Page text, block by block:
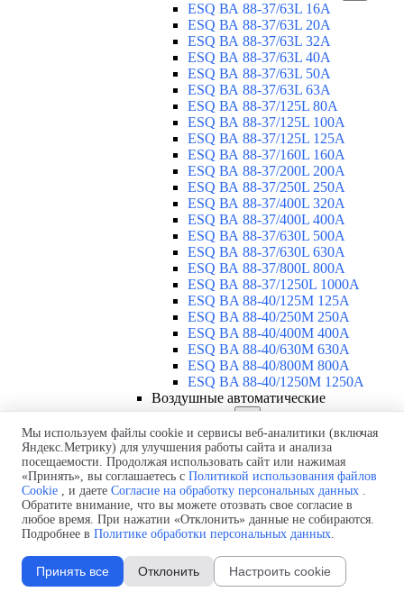
ESQ ВА 88-37/63L 16A
ESQ ВА 88-37/63L 20A
ESQ ВА 88-37/63L 32A
ESQ ВА 88-37/63L 40A
ESQ ВА 88-37/63L 50A
ESQ ВА 88-37/63L 63A
ESQ ВА 88-37/125L 80A
ESQ ВА 88-37/125L 100A
ESQ ВА 88-37/125L 125A
ESQ ВА 88-37/160L 160A
ESQ ВА 88-37/200L 200A
ESQ ВА 88-37/250L 250A
ESQ ВА 88-37/400L 320A
ESQ ВА 88-37/400L 400A
ESQ ВА 88-37/630L 500A
ESQ ВА 88-37/630L 630A
ESQ ВА 88-37/800L 800A
ESQ ВА 88-37/1250L 1000A
ESQ BA 88-40/125M 125A
ESQ BA 88-40/250M 250A
ESQ BA 88-40/400M 400A
ESQ BA 88-40/630М 630A
ESQ BA 88-40/800M 800A
ESQ BA 88-40/1250М 1250A
Воздушные автоматические
выключатели ▼
ESQ ВА99-40B 3F M2C2S2 M
2500A
ESQ ВА99-40A 3F M2C2S2 М
800A
ESQ ВА99-40A 3F M2C2S2 М
630A
ESQ ВА99-40A 3F M2C2S2 М
ESQ ВА99-40A 3F M2C2S2 М
1600A
Мы используем файлы cookie и сервисы веб-аналитики (включая
Яндекс.Метрику) для улучшения работы сайта и анализа
посещаемости. Продолжая использовать сайт или нажимая
«Принять», вы соглашаетесь с Политикой использования файлов
Cookie , и даете Согласие на обработку персональных данных .
Обратите внимание, что вы можете отозвать свое согласие в
любое время. При нажатии «Отклонить» данные не собираются.
Подробнее в Политике обработки персональных данных.
Принять все Отклонить Настроить cookie